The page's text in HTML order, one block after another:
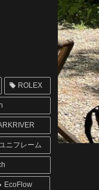
ROLEX
ニフレーム
EcoFlow